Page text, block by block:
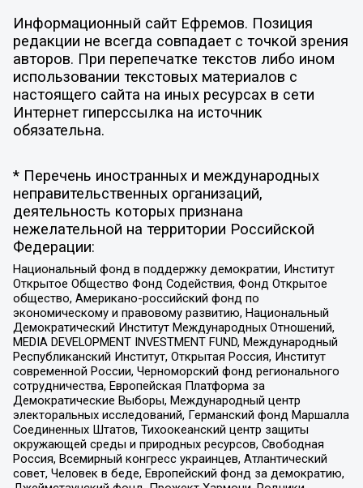
Информационный сайт Ефремов. Позиция
редакции не всегда совпадает с точкой зрения
авторов. При перепечатке текстов либо ином
использовании текстовых материалов с
настоящего сайта на иных ресурсах в сети
Интернет гиперссылка на источник
обязательна.
* Перечень иностранных и международных
неправительственных организаций,
деятельность которых признана
нежелательной на территории Российской
Федерации:
Национальный фонд в поддержку демократии, Институт
Открытое Общество Фонд Содействия, Фонд Открытое
общество, Американо-российский фонд по
экономическому и правовому развитию, Национальный
Демократический Институт Международных Отношений,
MEDIA DEVELOPMENT INVESTMENT FUND, Международный
Республиканский Институт, Открытая Россия, Институт
современной России, Черноморский фонд регионального
сотрудничества, Европейская Платформа за
Демократические Выборы, Международный центр
электоральных исследований, Германский фонд Маршалла
Соединенных Штатов, Тихоокеанский центр защиты
окружающей среды и природных ресурсов, Свободная
Россия, Всемирный конгресс украинцев, Атлантический
совет, Человек в беде, Европейский фонд за демократию,